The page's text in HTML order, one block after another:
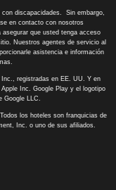
discapacidades. Sin embargo,
en contacto con nosotros
asegurar que usted tenga acceso
Nuestros agentes de servicio al
asistencia e información
registradas en EE. UU. Y en
Inc. Google Play y el logotipo
Google LLC.
los hoteles son franquicias de
Inc. o uno de sus afiliados.